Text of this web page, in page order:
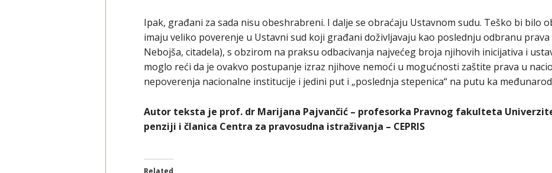
Ipak, građani za sada nisu obeshrabreni. I dalje se obraćaju Ustavnom sudu. Teško bi bilo
imaju veliko poverenje u Ustavni sud koji građani doživljavaju kao poslednju odbranu
Nebojša, citadela), s obzirom na praksu odbacivanja najvećeg broja njihovih inicijativa i
moglo reći da je ovakvo postupanje izraz njihove nemoći u mogućnosti zaštite prava u
nepoverenja nacionalne institucije i jedini put i „poslednja stepenica“ na putu ka
Autor teksta je prof. dr Marijana Pajvančić – profesorka Pravnog fakulteta
penziji i članica Centra za pravosudna istraživanja – CEPRIS